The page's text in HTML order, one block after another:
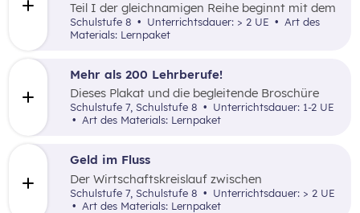
Geld im Fluss
Der Wirtschaftskreislauf zwischen
Unternehmen und privaten Haushalten ist
Thema in diesem Lernpaket.
Schulstufe 7, Schulstufe 8
Unterrichtsdauer: > 2 UE
Art des Materials: Lernpaket
Mehr als 200 Lehrberufe!
Dieses Plakat und die begleitende Broschüre
laden zur spielerischen Auseinandersetzung mit
dem Themenfeld Lehre ein.
Schulstufe 7, Schulstufe 8
Unterrichtsdauer: 1-2 UE
Art des Materials: Lernpaket
Teil I der gleichnamigen Reihe beginnt mit dem
ThemaDer Markt.
Schulstufe 8 Unterrichtsdauer: > 2 UE
Materials: Lernpaket